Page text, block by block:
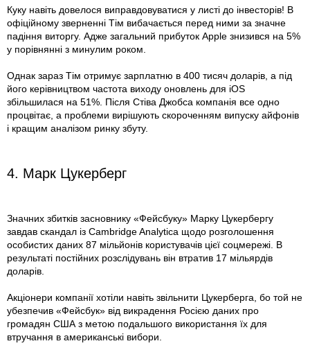
Куку навіть довелося ви­правдовуватися у листі до інвесторів! В
офіційному зверненні Тім вибачається перед ними за значне
падіння виторгу. Адже загальний прибуток Apple знизився на 5%
у порівнянні з минулим роком.
Однак зараз Тім отримує зар­платню в 400 тисяч доларів, а під
його керівництвом частота виходу оновлень для iOS
збільшилася на 51%. Після Стіва Джобса компанія все одно
процвітає, а проблеми вирішують скороченням випуску айфонів
і кращим аналізом ринку збуту.
4. Марк Цукерберг
Значних збитків засновнику «Фейсбуку» Марку Цукербергу
завдав скандал із Cambridge Analytica щодо розголошення
особистих даних 87 мільйонів користувачів цієї соцмережі. В
результаті постійних розслідувань він втратив 17 мільярдів
доларів.
Акціонери компанії хотіли навіть звільнити Цукерберга, бо той не
убезпечив «Фейсбук» від викрадення Росією даних про
громадян США з метою подальшого використання їх для
втручання в американські ви­бори.